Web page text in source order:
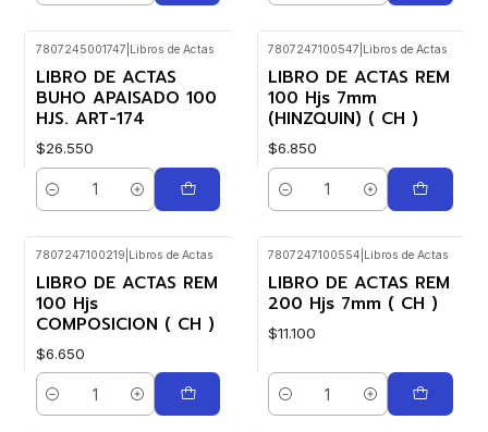
7807245001747 Libros de Actas
LIBRO DE ACTAS
BUHO APAISADO 100
HJS. ART-174
$26.550
Cantidad
7807247100547 Libros de Actas
LIBRO DE ACTAS REM
100 Hjs 7mm
(HINZQUIN) ( CH )
$6.850
Cantidad
7807247100219 Libros de Actas
LIBRO DE ACTAS REM
100 Hjs
COMPOSICION ( CH )
$6.650
Cantidad
7807247100554 Libros de Actas
LIBRO DE ACTAS REM
200 Hjs 7mm ( CH )
$11.100
Cantidad